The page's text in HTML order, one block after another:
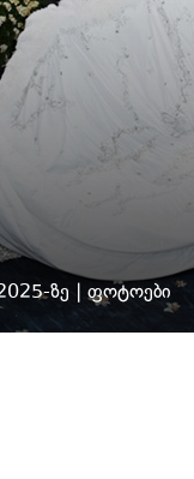
ზე | ფოტოები